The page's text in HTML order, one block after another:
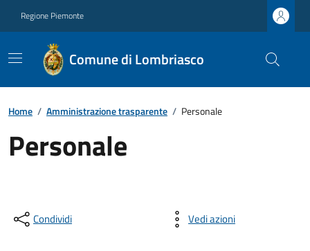
Regione Piemonte
Comune di Lombriasco
Home / Amministrazione trasparente / Personale
Personale
Condividi Vedi azioni